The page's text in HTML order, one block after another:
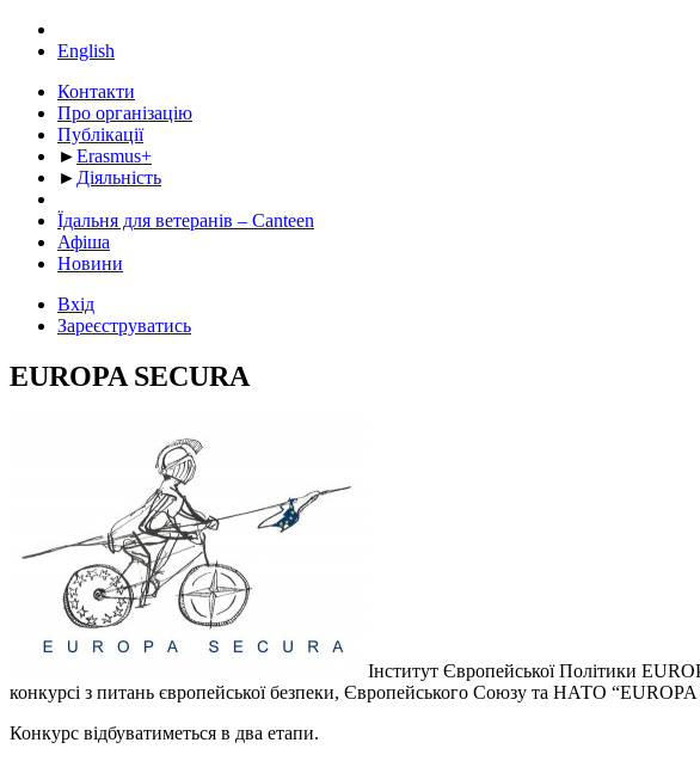
English
Контакти
Про організацію
Публікації
►Erasmus+
► Діяльність
Їдальня для ветеранів – Canteen
Афіша
Новини
Вхід
Зареєструватись
EUROPA SECURA
Інститут Європейської Політики
конкурсі з питань європейської безпеки, Європейського Союзу та НАТО
Конкурс відбуватиметься в два етапи.